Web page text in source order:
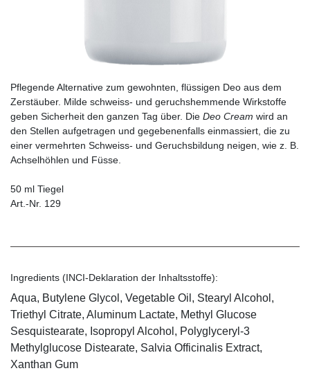
Pflegende Alternative zum gewohnten, flüssigen Deo aus dem
Zerstäuber. Milde schweiss- und geruchshemmende Wirkstoffe
geben Sicherheit den ganzen Tag über. Die Deo Cream wird an
den Stellen aufgetragen und gegebenenfalls einmassiert, die zu
einer vermehrten Schweiss- und Geruchsbildung neigen, wie z. B.
Achselhöhlen und Füsse.
50 ml Tiegel
Art.-Nr. 129
Ingredients (INCI-Deklaration der Inhaltsstoffe):
Aqua, Butylene Glycol, Vegetable Oil, Stearyl Alcohol,
Triethyl Citrate, Aluminum Lactate, Methyl Glucose
Sesquistearate, Isopropyl Alcohol, Polyglyceryl-3
Methylglucose Distearate, Salvia Officinalis Extract,
Xanthan Gum